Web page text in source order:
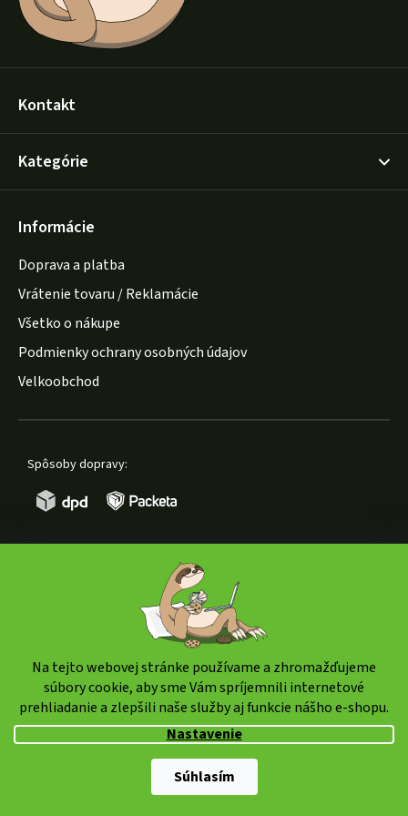
Na tejto webovej stránke používame a zhromažďujeme
súbory cookie, aby sme Vám spríjemnili internetové
prehliadanie a zlepšili naše služby aj funkcie nášho e-shopu.
Nastavenie
Súhlasím
Kontakt
Kategórie
Informácie
Doprava a platba
Vrátenie tovaru / Reklamácie
Všetko o nákupe
Podmienky ochrany osobných údajov
Velkoobchod
Spôsoby dopravy:
Shoptet Premium |
Copyright 2026weedshop.sk. Všetky práva vyhradené.
Upraviť nastavenie cookies